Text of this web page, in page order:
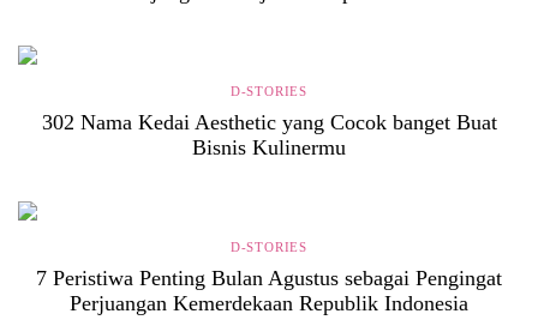
D-STORIES
302 Nama Kedai Aesthetic yang Cocok banget Buat
Bisnis Kulinermu
D-STORIES
7 Peristiwa Penting Bulan Agustus sebagai Pengingat
Perjuangan Kemerdekaan Republik Indonesia